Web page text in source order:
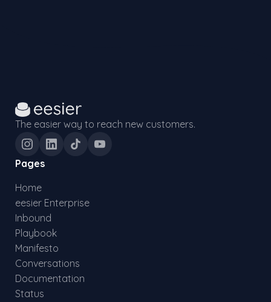
The easier way to reach new customers.
Pages
Home
eesier Enterprise
Inbound
Playbook
Manifesto
Conversations
Documentation
Status